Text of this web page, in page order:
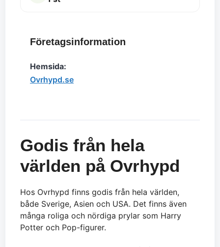
Företagsinformation
Hemsida:
Ovrhypd.se
Godis från hela
världen på Ovrhypd
Hos Ovrhypd finns godis från hela världen,
både Sverige, Asien och USA. Det finns även
många roliga och nördiga prylar som Harry
Potter och Pop-figurer.